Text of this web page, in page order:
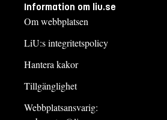
Information om liu.se
Om webbplatsen
LiU:s integritetspolicy
Hantera kakor
Tillgänglighet
Webbplatsansvarig: